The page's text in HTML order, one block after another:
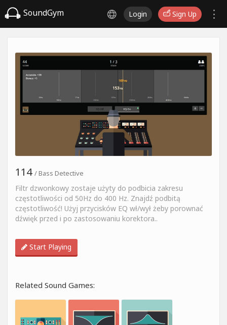
SoundGym Login Sign Up
114 / Bass Detective
Filtr dzwonkowy zostaje użyty do podbicia zakresu
częstotliwości od 50Hz do 400 Hz. Znajdź podbitą
częstotliwość! Użyj przycisków EQ wł/wył żeby porownać
dźwięk przed i po zastosowaniu korektora..
Start Playing
Related Sound Games: